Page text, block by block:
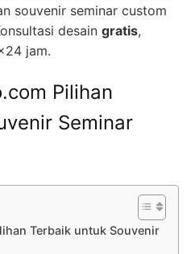
souvenir seminar custom
desain gratis,
jam.
Pilihan
Seminar
Terbaik untuk Souvenir